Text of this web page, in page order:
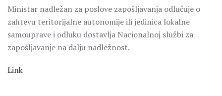
Ministar nadležan za poslove zapošljavanja odlučuje o
zahtevu teritorijalne autonomije ili jedinica lokalne
samouprave i odluku dostavlja Nacionalnoj službi za
zapošljavanje na dalju nadležnost.
Link